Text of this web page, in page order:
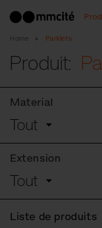
Home Parklets
Produit:
Material
Tout
Extension
Tout
Liste de produits